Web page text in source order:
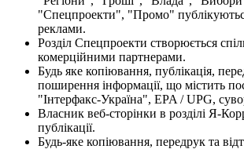
"Спецпроекти", "Промо"
реклами.
Розділ Спецпроекти створюється
комерційними партнерами.
Будь яке копіювання, публікація,
поширення інформації, що містить
"Інтерфакс-Україна", EPA / UPG,
Власник веб-сторінки в розділі Я-
публікації.
Будь-яке копіювання, передрук та